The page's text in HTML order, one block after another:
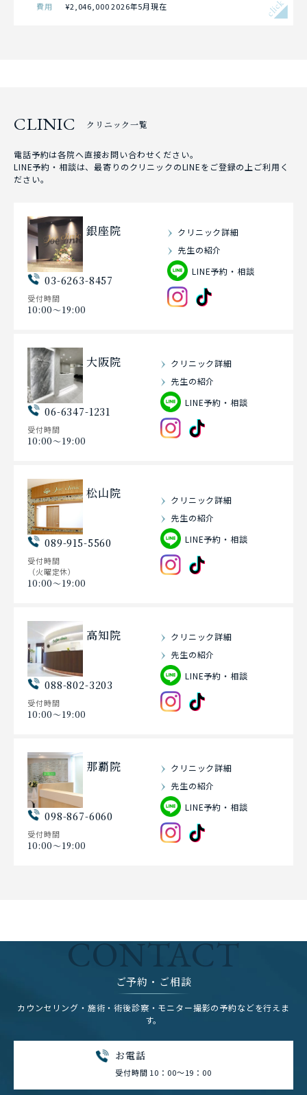
費用 ¥2,046,000 2026年5月現在 click
CLINIC クリニック一覧
電話予約は各院へ直接お問い合わせください。
LINE予約・相談は、最寄りのクリニックのLINEをご登録の上ご利用く
ださい。
銀座院
03-6263-8457
受付時間
10:00〜19:00
クリニック詳細
先生の紹介
LINE予約・相談
大阪院
06-6347-1231
受付時間
10:00〜19:00
クリニック詳細
先生の紹介
LINE予約・相談
松山院
089-915-5560
受付時間
（火曜定休）
10:00〜19:00
クリニック詳細
先生の紹介
LINE予約・相談
高知院
088-802-3203
受付時間
10:00〜19:00
クリニック詳細
先生の紹介
LINE予約・相談
那覇院
098-867-6060
受付時間
10:00〜19:00
クリニック詳細
先生の紹介
LINE予約・相談
CONTACT
ご予約・ご相談
カウンセリング・施術・術後診察・モニター撮影の予約などを行えま
す。
お電話
受付時間 10：00～19：00